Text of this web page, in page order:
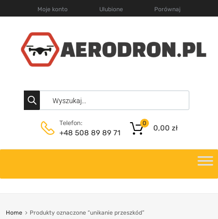
Moje konto Ulubione Porównaj
Telefon:
+48 508 89 89 71
0,00 zł
0
Home Produkty oznaczone “unikanie przeszkód”